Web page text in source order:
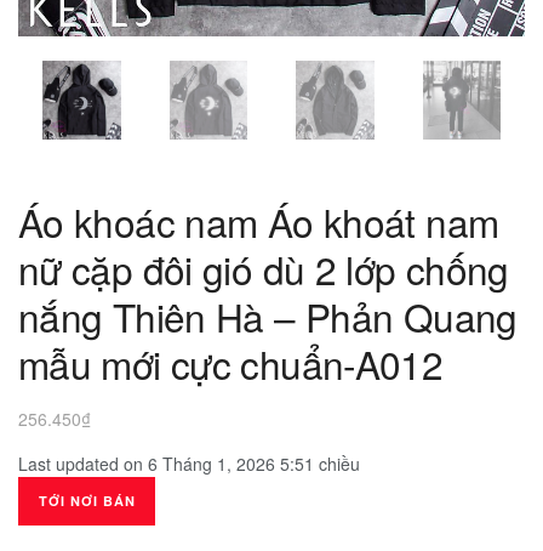
Áo khoác nam Áo khoát nam
nữ cặp đôi gió dù 2 lớp chống
nắng Thiên Hà – Phản Quang
mẫu mới cực chuẩn-A012
256.450₫
Last updated on 6 Tháng 1, 2026 5:51 chiều
TỚI NƠI BÁN